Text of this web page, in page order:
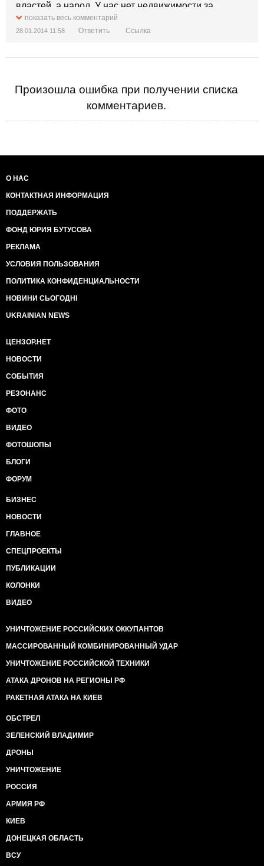
властей, а народ. У нас нет недвижимости за
границей, нам некуда бежать. За многострадальную,
раздираемую державу обидно.
показать весь комментарий
28.01.2014 11:58 Ответить Ссылка
Произошла ошибка при получении списка
комментариев.
О НАС
КОНТАКТНАЯ ИНФОРМАЦИЯ
ПОДДЕРЖАТЬ
ФОНД ЮРИЯ БУТУСОВА
РЕКЛАМА
УСЛОВИЯ ПОЛЬЗОВАНИЯ
ПОЛИТИКА КОНФИДЕНЦИАЛЬНОСТИ
НОВИНИ СЬОГОДНІ
UKRAINIAN NEWS
ЦЕНЗОР.НЕТ
НОВОСТИ
СОБЫТИЯ
РЕЗОНАНС
ФОТО
ВИДЕО
ФОТОШОПЫ
БЛОГИ
ФОРУМ
БИЗНЕС
НОВОСТИ
ГЛАВНОЕ
СПЕЦПРОЕКТЫ
ПУБЛИКАЦИИ
КОЛОНКИ
ВИДЕО
УНИЧТОЖЕНИЕ РОССИЙСКИХ ОККУПАНТОВ
МАССИРОВАННЫЙ КОМБИНИРОВАННЫЙ УДАР
УНИЧТОЖЕНИЕ РОССИЙСКОЙ ТЕХНИКИ
АТАКА ДРОНОВ НА РЕГИОНЫ РФ
РАКЕТНАЯ АТАКА НА КИЕВ
ОБСТРЕЛ
ЗЕЛЕНСКИЙ ВЛАДИМИР
ДРОНЫ
УНИЧТОЖЕНИЕ
РОССИЯ
АРМИЯ РФ
КИЕВ
ДОНЕЦКАЯ ОБЛАСТЬ
ВСУ